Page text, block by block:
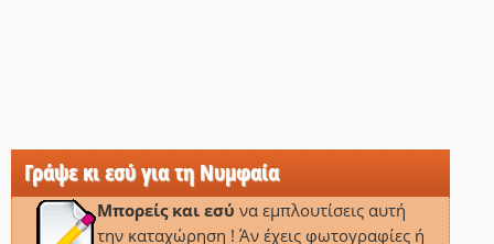
Γράψε κι εσύ για τη Νυμφαία
Μπορείς και εσύ να εμπλουτίσεις αυτή
την καταχώρηση ! Άν έχεις φωτογραφίες ή